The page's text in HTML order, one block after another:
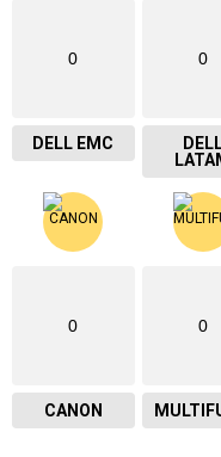
0
DELL EMC
0
0
CANON
0